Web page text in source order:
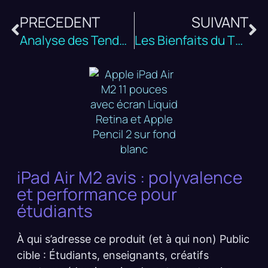
PRECEDENT
Analyse des Tendances Alimentaires de l’Année
SUIVANT
Les Bienfaits du Thé Vert pour la Santé
iPad Air M2 avis : polyvalence
et performance pour
étudiants
À qui s’adresse ce produit (et à qui non) Public
cible : Étudiants, enseignants, créatifs